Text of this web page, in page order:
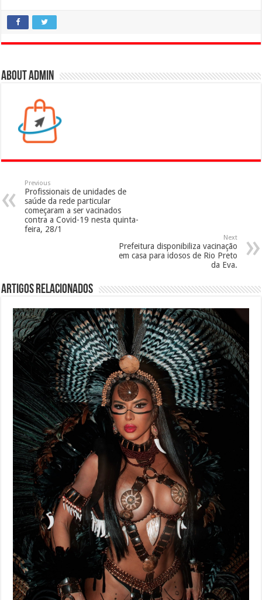
About admin
Previous
Profissionais de unidades de
saúde da rede particular
começaram a ser vacinados
contra a Covid-19 nesta quinta-
feira, 28/1
Next
Prefeitura disponibiliza vacinação
em casa para idosos de Rio Preto
da Eva.
Artigos Relacionados